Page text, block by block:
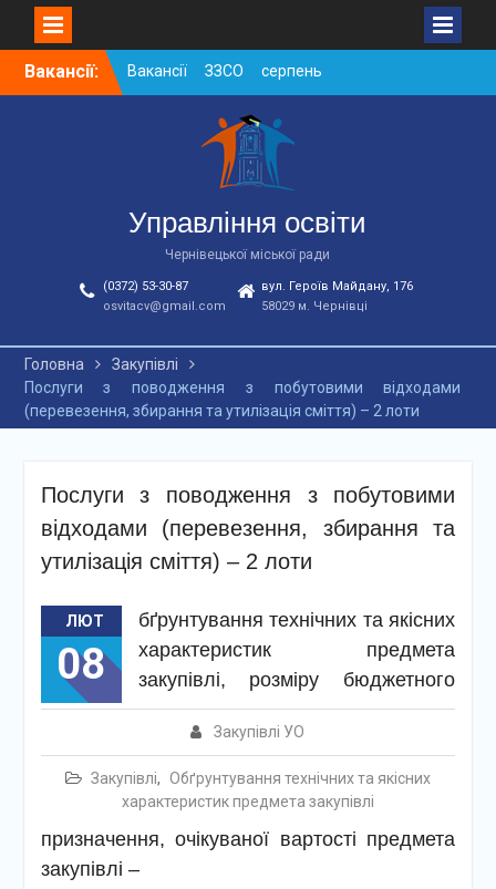
SkipВакансії:
Вакансії ЗЗСО серпень
2026
Вакансії ЗЗСО червень
Вакансії у ЗДО та
дошкільних підрозділах
ЗЗСО станом на
01.08.2026 р.
Управління освіти
Чернівецької міської ради
(0372) 53-30-87
osvitacv@gmail.com
вул. Героїв Майдану, 176
58029 м. Чернівці
Головна
Закупівлі
Послуги з поводження з побутовими відходами
(перевезення, збирання та утилізація сміття) – 2 лоти
Послуги з поводження з побутовими
відходами (перевезення, збирання та
утилізація сміття) – 2 лоти
ЛЮТ
08
Закупівлі УО
Закупівлі, Обґрунтування технічних та якісних
характеристик предмета закупівлі
бґрунтування технічних та якісних
характеристик предмета
закупівлі, розміру бюджетного
призначення, очікуваної вартості предмета
закупівлі –